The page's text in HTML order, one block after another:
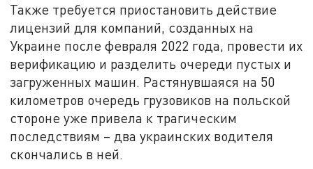
Также требуется приостановить действие
лицензий для компаний, созданных на
Украине после февраля 2022 года, провести их
верификацию и разделить очереди пустых и
загруженных машин. Растянувшаяся на 50
километров очередь грузовиков на польской
стороне уже привела к трагическим
последствиям – два украинских водителя
скончались в ней.